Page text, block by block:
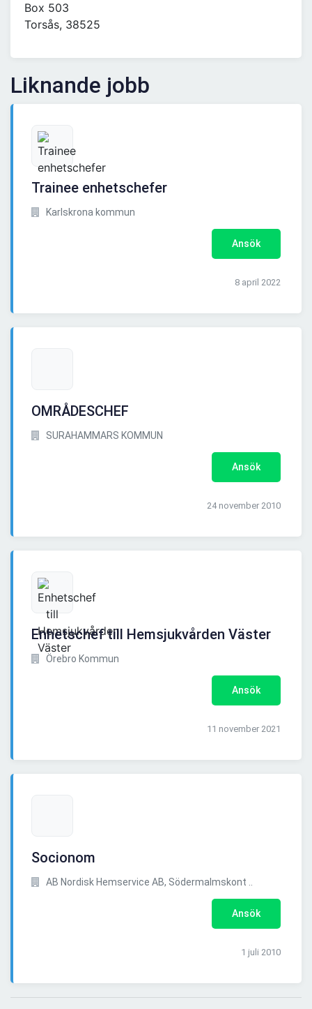
Box 503
Torsås, 38525
Liknande jobb
Trainee enhetschefer
Karlskrona kommun
Ansök
8 april 2022
OMRÅDESCHEF
SURAHAMMARS KOMMUN
Ansök
24 november 2010
Enhetschef till Hemsjukvården Väster
Örebro Kommun
Ansök
11 november 2021
Socionom
AB Nordisk Hemservice AB, Södermalmskont ..
Ansök
1 juli 2010